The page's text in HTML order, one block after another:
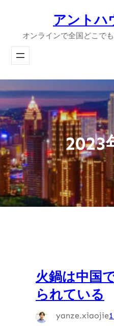
プ
アントハ
オンラインで全国どこで
2023
火鍋は中国
られている
yanze.xiaojie